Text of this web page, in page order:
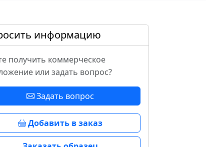
информацию
получить коммерческое
или задать вопрос?
Задать вопрос
Добавить в заказ